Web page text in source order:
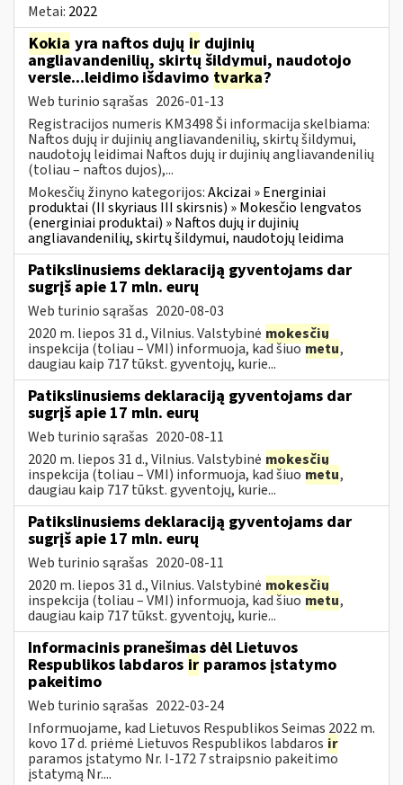
Metai: 2022
Kokia yra naftos dujų ir dujinių
angliavandenilių, skirtų šildymui, naudotojo
versle...leidimo išdavimo tvarka?
Web turinio sąrašas 2026-01-13
Registracijos numeris KM3498 Ši informacija skelbiama:
Naftos dujų ir dujinių angliavandenilių, skirtų šildymui,
naudotojų leidimai Naftos dujų ir dujinių angliavandenilių
(toliau – naftos dujos),...
Mokesčių žinyno kategorijos:Akcizai » Energiniai
produktai (II skyriaus III skirsnis) » Mokesčio lengvatos
(energiniai produktai) » Naftos dujų ir dujinių
angliavandenilių, skirtų šildymui, naudotojų leidima
Patikslinusiems deklaraciją gyventojams dar
sugrįš apie 17 mln. eurų
Web turinio sąrašas 2020-08-03
2020 m. liepos 31 d., Vilnius. Valstybinė mokesčių
inspekcija (toliau – VMI) informuoja, kad šiuometu,
daugiau kaip 717 tūkst. gyventojų, kurie...
Patikslinusiems deklaraciją gyventojams dar
sugrįš apie 17 mln. eurų
Web turinio sąrašas 2020-08-11
2020 m. liepos 31 d., Vilnius. Valstybinė mokesčių
inspekcija (toliau – VMI) informuoja, kad šiuometu,
daugiau kaip 717 tūkst. gyventojų, kurie...
Patikslinusiems deklaraciją gyventojams dar
sugrįš apie 17 mln. eurų
Web turinio sąrašas 2020-08-11
2020 m. liepos 31 d., Vilnius. Valstybinė mokesčių
inspekcija (toliau – VMI) informuoja, kad šiuometu,
daugiau kaip 717 tūkst. gyventojų, kurie...
Informacinis pranešimas dėl Lietuvos
Respublikos labdaros ir paramos įstatymo
pakeitimo
Web turinio sąrašas 2022-03-24
Informuojame, kad Lietuvos Respublikos Seimas 2022 m.
kovo 17 d. priėmė Lietuvos Respublikos labdaros ir
paramos įstatymo Nr. I-172 7 straipsnio pakeitimo
įstatymą Nr....